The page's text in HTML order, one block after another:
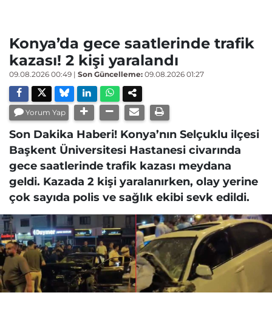
Konya’da gece saatlerinde trafik
kazası! 2 kişi yaralandı
09.08.2026 00:49 | Son Güncelleme: 09.08.2026 01:27
Yorum Yap
Son Dakika Haberi! Konya’nın Selçuklu ilçesi
Başkent Üniversitesi Hastanesi civarında
gece saatlerinde trafik kazası meydana
geldi. Kazada 2 kişi yaralanırken, olay yerine
çok sayıda polis ve sağlık ekibi sevk edildi.